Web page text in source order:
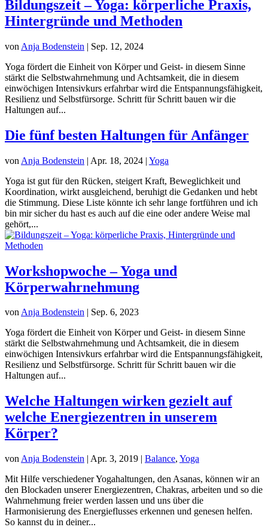
Bildungszeit – Yoga: körperliche Praxis,
Hintergründe und Methoden
von Anja Bodenstein | Sep. 12, 2024
Yoga fördert die Einheit von Körper und Geist- in diesem Sinne
stärkt die Selbstwahrnehmung und Achtsamkeit, die in diesem
einwöchigen Intensivkurs erfahrbar wird die Entspannungsfähigkeit,
Resilienz und Selbstfürsorge. Schritt für Schritt bauen wir die
Haltungen auf...
Die fünf besten Haltungen für Anfänger
von Anja Bodenstein | Apr. 18, 2024 | Yoga
Yoga ist gut für den Rücken, steigert Kraft, Beweglichkeit und
Koordination, wirkt ausgleichend, beruhigt die Gedanken und hebt
die Stimmung. Diese Liste könnte ich sehr lange fortführen und ich
bin mir sicher du hast es auch auf die eine oder andere Weise mal
gehört,...
Workshopwoche – Yoga und
Körperwahrnehmung
vonAnja Bodenstein | Sep. 6, 2023
Yoga fördert die Einheit von Körper und Geist- in diesem Sinne
stärkt die Selbstwahrnehmung und Achtsamkeit, die in diesem
einwöchigen Intensivkurs erfahrbar wird die Entspannungsfähigkeit,
Resilienz und Selbstfürsorge. Schritt für Schritt bauen wir die
Haltungen auf...
Welche Haltungen wirken gezielt auf
welche Energiezentren in unserem
Körper?
von Anja Bodenstein | Apr. 3, 2019 | Balance, Yoga
Mit Hilfe verschiedener Yogahaltungen, den Asanas, können wir an
den Blockaden unserer Energiezentren, Chakras, arbeiten und so die
Wahrnehmung freier werden lassen und uns über die
Harmonisierung des Energieflusses erkennen und genesen helfen.
So kannst du in deiner...